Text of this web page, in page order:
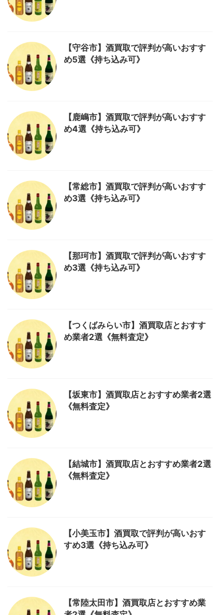
【守谷市】酒買取で評判が高いおすす
め5選《持ち込み可》
【鹿嶋市】酒買取で評判が高いおすす
め4選《持ち込み可》
【常総市】酒買取で評判が高いおすす
め3選《持ち込み可》
【那珂市】酒買取で評判が高いおすす
め3選《持ち込み可》
【つくばみらい市】酒買取店とおすす
め業者2選《無料査定》
【坂東市】酒買取店とおすすめ業者2選
《無料査定》
【結城市】酒買取店とおすすめ業者2選
《無料査定》
【小美玉市】酒買取で評判が高いおす
すめ3選《持ち込み可》
【常陸太田市】酒買取店とおすすめ業